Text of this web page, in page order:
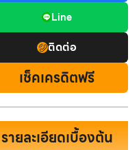
Line
ติดต่อ
เช็คเครดิตฟรี
รายละเอียดเบื้องต้น